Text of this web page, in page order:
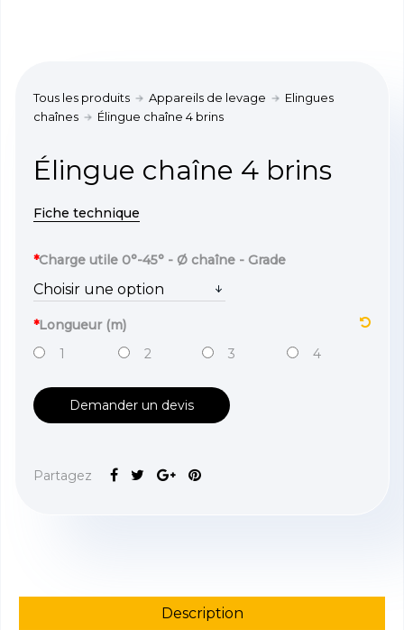
Tous les produits Appareils de levage
Elingues
chaînes
Élingue chaîne 4 brins
Élingue chaîne 4 brins
Fiche technique
*Charge utile 0°-45° - Ø chaîne - Grade
*Longueur (m)
1
2 3 4
Demander un devis
Partagez
Description